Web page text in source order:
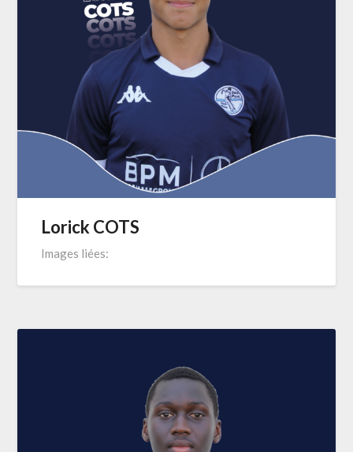
Lorick COTS
Images liées: